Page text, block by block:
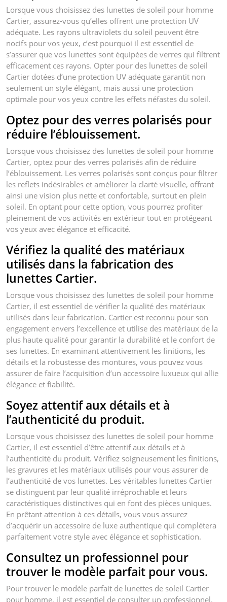
Lorsque vous choisissez des lunettes de soleil pour homme
Cartier, assurez-vous qu’elles offrent une protection UV
adéquate. Les rayons ultraviolets du soleil peuvent être
nocifs pour vos yeux, c’est pourquoi il est essentiel de
s’assurer que vos lunettes sont équipées de verres qui filtrent
efficacement ces rayons. Opter pour des lunettes de soleil
Cartier dotées d’une protection UV adéquate garantit non
seulement un style élégant, mais aussi une protection
optimale pour vos yeux contre les effets néfastes du soleil.
Optez pour des verres polarisés pour
réduire l’éblouissement.
Lorsque vous choisissez des lunettes de soleil pour homme
Cartier, optez pour des verres polarisés afin de réduire
l’éblouissement. Les verres polarisés sont conçus pour filtrer
les reflets indésirables et améliorer la clarté visuelle, offrant
ainsi une vision plus nette et confortable, surtout en plein
soleil. En optant pour cette option, vous pourrez profiter
pleinement de vos activités en extérieur tout en protégeant
vos yeux avec élégance et efficacité.
Vérifiez la qualité des matériaux
utilisés dans la fabrication des
lunettes Cartier.
Lorsque vous choisissez des lunettes de soleil pour homme
Cartier, il est essentiel de vérifier la qualité des matériaux
utilisés dans leur fabrication. Cartier est reconnu pour son
engagement envers l’excellence et utilise des matériaux de la
plus haute qualité pour garantir la durabilité et le confort de
ses lunettes. En examinant attentivement les finitions, les
détails et la robustesse des montures, vous pouvez vous
assurer de faire l’acquisition d’un accessoire luxueux qui allie
élégance et fiabilité.
Soyez attentif aux détails et à
l’authenticité du produit.
Lorsque vous choisissez des lunettes de soleil pour homme
Cartier, il est essentiel d’être attentif aux détails et à
l’authenticité du produit. Vérifiez soigneusement les finitions,
les gravures et les matériaux utilisés pour vous assurer de
l’authenticité de vos lunettes. Les véritables lunettes Cartier
se distinguent par leur qualité irréprochable et leurs
caractéristiques distinctives qui en font des pièces uniques.
En prêtant attention à ces détails, vous vous assurez
d’acquérir un accessoire de luxe authentique qui complétera
parfaitement votre style avec élégance et sophistication.
Consultez un professionnel pour
trouver le modèle parfait pour vous.
Pour trouver le modèle parfait de lunettes de soleil Cartier
pour homme, il est essentiel de consulter un professionnel.